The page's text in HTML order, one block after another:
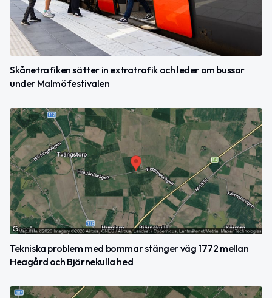
Skånetrafiken sätter in extratrafik och leder om bussar
under Malmöfestivalen
Tekniska problem med bommar stänger väg 1772 mellan
Heagård och Björnekulla hed